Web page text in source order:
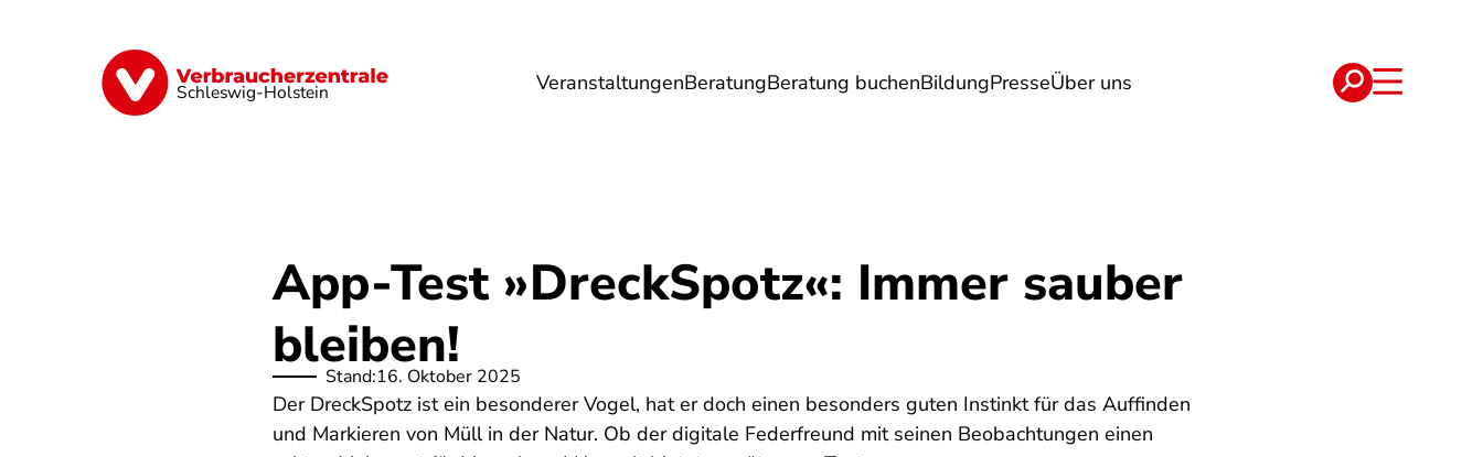
Schleswig-Holstein VeranstaltungenBeratungBeratung buchenBildungPresseÜber uns
Finanzen Digitales Lebensmittel Umwelt Gesundheit Energie Reise Verträge
App-Test »DreckSpotz«: Immer sauber
bleiben!
Stand:16. Oktober 2025
Der DreckSpotz ist ein besonderer Vogel, hat er doch einen besonders guten Instinkt für das Auffinden
und Markieren von Müll in der Natur. Ob der digitale Federfreund mit seinen Beobachtungen einen